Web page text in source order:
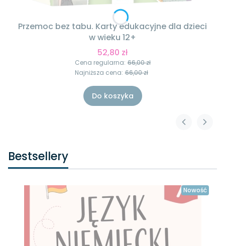
Przemoc bez tabu. Karty edukacyjne dla dzieci
w wieku 12+
52,80 zł
Cena regularna: 66,00 zł
Najniższa cena: 66,00 zł
Do koszyka
Bestsellery
Nowość